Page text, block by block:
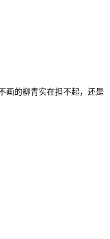
画的柳青实在担不起，还是